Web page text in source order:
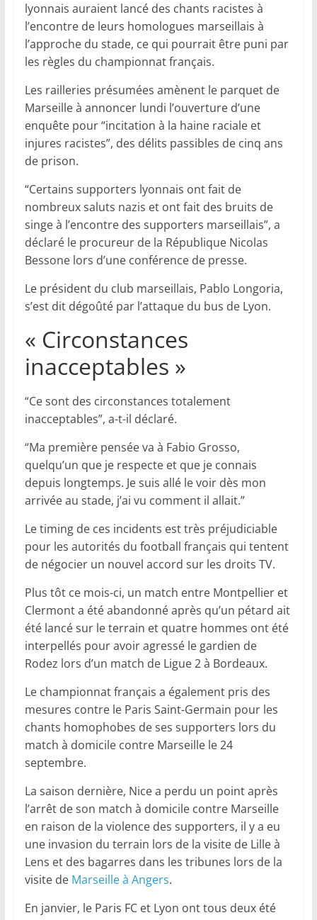
lyonnais auraient lancé des chants racistes à
l’encontre de leurs homologues marseillais à
l’approche du stade, ce qui pourrait être puni par
les règles du championnat français.
Les railleries présumées amènent le parquet de
Marseille à annoncer lundi l’ouverture d’une
enquête pour “incitation à la haine raciale et
injures racistes”, des délits passibles de cinq ans
de prison.
“Certains supporters lyonnais ont fait de
nombreux saluts nazis et ont fait des bruits de
singe à l’encontre des supporters marseillais”, a
déclaré le procureur de la République Nicolas
Bessone lors d’une conférence de presse.
Le président du club marseillais, Pablo Longoria,
s’est dit dégoûté par l’attaque du bus de Lyon.
« Circonstances
inacceptables »
“Ce sont des circonstances totalement
inacceptables”, a-t-il déclaré.
“Ma première pensée va à Fabio Grosso,
quelqu’un que je respecte et que je connais
depuis longtemps. Je suis allé le voir dès mon
arrivée au stade, j’ai vu comment il allait.”
Le timing de ces incidents est très préjudiciable
pour les autorités du football français qui tentent
de négocier un nouvel accord sur les droits TV.
Plus tôt ce mois-ci, un match entre Montpellier et
Clermont a été abandonné après qu’un pétard ait
été lancé sur le terrain et quatre hommes ont été
interpellés pour avoir agressé le gardien de
Rodez lors d’un match de Ligue 2 à Bordeaux.
Le championnat français a également pris des
mesures contre le Paris Saint-Germain pour les
chants homophobes de ses supporters lors du
match à domicile contre Marseille le 24
septembre.
La saison dernière, Nice a perdu un point après
l’arrêt de son match à domicile contre Marseille
en raison de la violence des supporters, il y a eu
une invasion du terrain lors de la visite de Lille à
Lens et des bagarres dans les tribunes lors de la
visite de Marseille à Angers.
En janvier, le Paris FC et Lyon ont tous deux été